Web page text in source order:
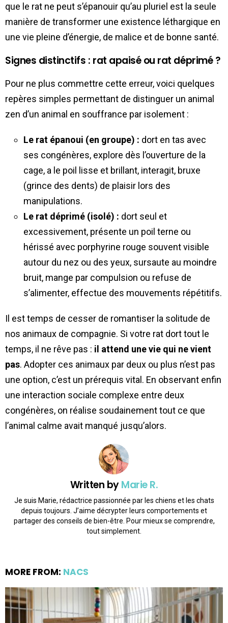
que le rat ne peut s’épanouir qu’au pluriel est la seule
manière de transformer une existence léthargique en
une vie pleine d’énergie, de malice et de bonne santé.
Signes distinctifs : rat apaisé ou rat déprimé ?
Pour ne plus commettre cette erreur, voici quelques
repères simples permettant de distinguer un animal
zen d’un animal en souffrance par isolement :
Le rat épanoui (en groupe) : dort en tas avec
ses congénères, explore dès l’ouverture de la
cage, a le poil lisse et brillant, interagit, bruxe
(grince des dents) de plaisir lors des
manipulations.
Le rat déprimé (isolé) : dort seul et
excessivement, présente un poil terne ou
hérissé avec porphyrine rouge souvent visible
autour du nez ou des yeux, sursaute au moindre
bruit, mange par compulsion ou refuse de
s’alimenter, effectue des mouvements répétitifs.
Il est temps de cesser de romantiser la solitude de
nos animaux de compagnie. Si votre rat dort tout le
temps, il ne rêve pas : il attend une vie qui ne vient
pas. Adopter ces animaux par deux ou plus n’est pas
une option, c’est un prérequis vital. En observant enfin
une interaction sociale complexe entre deux
congénères, on réalise soudainement tout ce que
l’animal calme avait manqué jusqu’alors.
Written byMarie R.
Je suis Marie, rédactrice passionnée par les chiens et les chats
depuis toujours. J’aime décrypter leurs comportements et
partager des conseils de bien-être. Pour mieux se comprendre,
tout simplement.
MORE FROM: NACS